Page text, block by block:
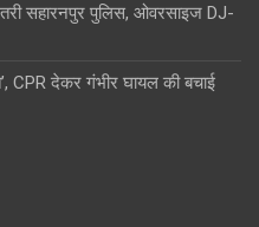
सहारनपुर पुलिस, ओवरसाइज DJ-
CPR देकर गंभीर घायल की बचाई